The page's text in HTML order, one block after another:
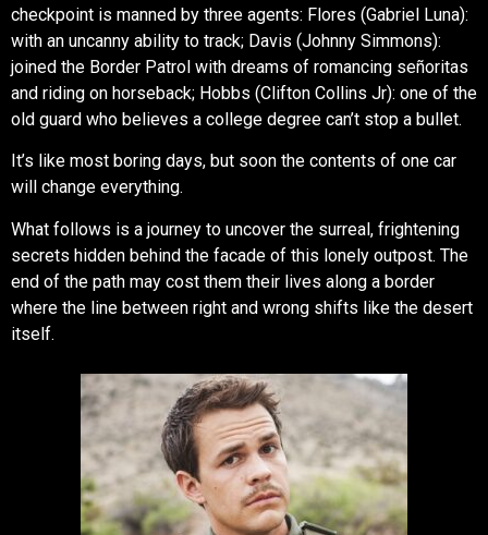
checkpoint is manned by three agents: Flores (Gabriel Luna):
with an uncanny ability to track; Davis (Johnny Simmons):
joined the Border Patrol with dreams of romancing señoritas
and riding on horseback; Hobbs (Clifton Collins Jr): one of the
old guard who believes a college degree can’t stop a bullet.
It’s like most boring days, but soon the contents of one car
will change everything.
What follows is a journey to uncover the surreal, frightening
secrets hidden behind the facade of this lonely outpost. The
end of the path may cost them their lives along a border
where the line between right and wrong shifts like the desert
itself.